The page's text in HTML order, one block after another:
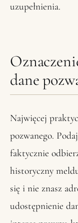
uzupełnienia.
dane
Najwięcej
pozwanego.
faktycznie
historyczny
się i nie znasz
udostępnienie